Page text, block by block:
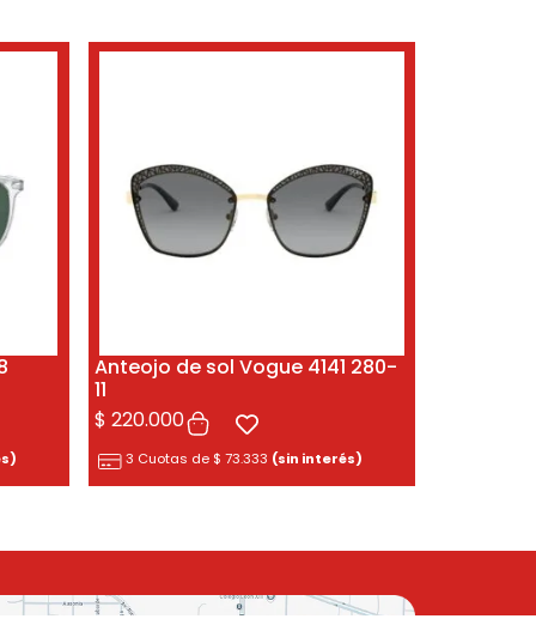
Anteojo de sol Vogue 4141 280-
11
$ 220.000
3 Cuotas de $ 73.333 (sin interés)